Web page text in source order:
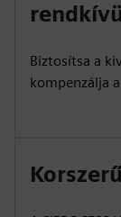
Biztosítsa a
kompenzálja